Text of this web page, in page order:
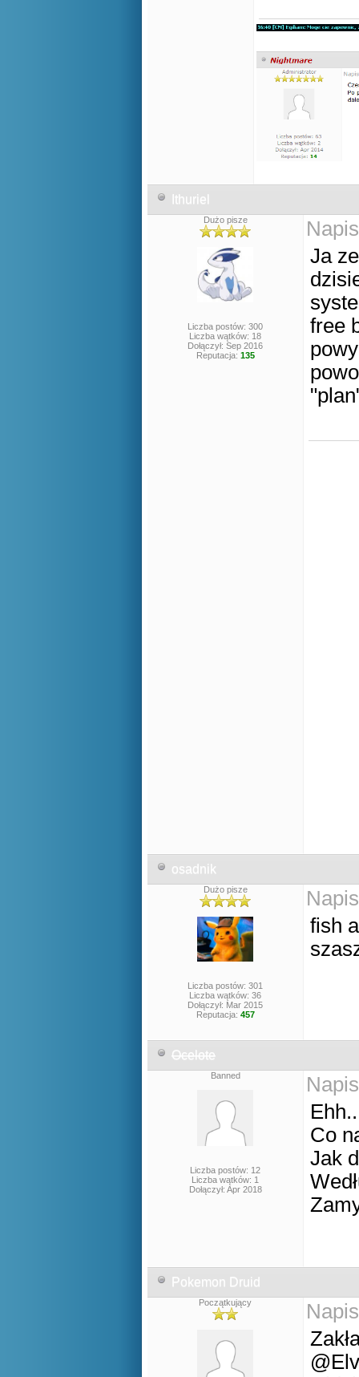
Ithuriel
Dużo pisze
Liczba postów: 300
Liczba wątków: 18
Dołączył: Sep 2016
Reputacja: 135
Ja
free
osadnik
Dużo pisze
Liczba postów: 301
Liczba wątków: 36
Dołączył: Mar 2015
Reputacja: 457
fish
Ocelote
Banned
Liczba postów: 12
Liczba wątków: 1
Dołączył: Apr 2018
Ehh..
Co
Jak
Pokemon Druid
Początkujący